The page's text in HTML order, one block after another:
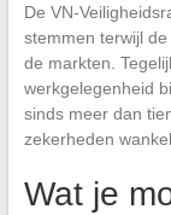
De VN-
stemmen terwijl
de markten.
werkgelegenheid
sinds meer dan
zekerheden
Wat je